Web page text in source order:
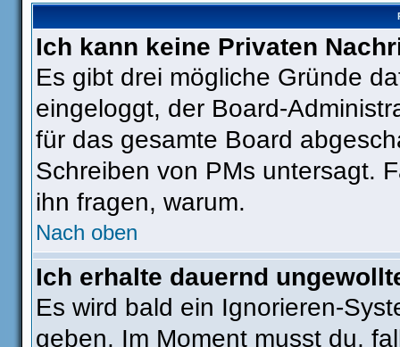
Ich kann keine Privaten
Es gibt drei mögliche Gründe
eingeloggt, der Board-
für das gesamte Board
Schreiben von PMs untersagt.
ihn fragen, warum.
Nach oben
Ich erhalte dauernd
Es wird bald ein Ignorieren-
geben. Im Moment musst du,